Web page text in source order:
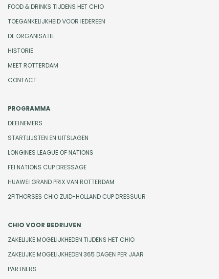
FOOD & DRINKS TIJDENS HET CHIO
TOEGANKELIJKHEID VOOR IEDEREEN
DE ORGANISATIE
HISTORIE
MEET ROTTERDAM
CONTACT
PROGRAMMA
DEELNEMERS
STARTLIJSTEN EN UITSLAGEN
LONGINES LEAGUE OF NATIONS
FEI NATIONS CUP DRESSAGE
HUAWEI GRAND PRIX VAN ROTTERDAM
2FITHORSES CHIO ZUID-HOLLAND CUP DRESSUUR
CHIO VOOR BEDRIJVEN
ZAKELIJKE MOGELIJKHEDEN TIJDENS HET CHIO
ZAKELIJKE MOGELIJKHEDEN 365 DAGEN PER JAAR
PARTNERS